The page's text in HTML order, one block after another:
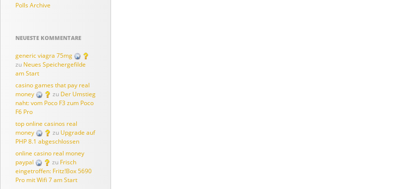
Polls Archive
NEUESTE KOMMENTARE
generic viagra 75mg
zu Neues Speichergefilde
am Start
casino games that pay real
money
zu Der Umstieg
naht: vom Poco F3 zum Poco
F6 Pro
top online casinos real
money
zu Upgrade auf
PHP 8.1 abgeschlossen
online casino real money
paypal
zu Frisch
eingetroffen: Fritz!Box 5690
Pro mit Wifi 7 am Start